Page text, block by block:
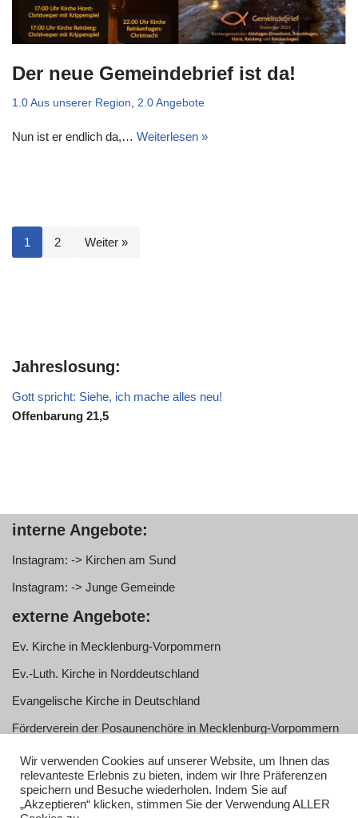
Der neue Gemeindebrief ist da!
1.0 Aus unserer Region 2.0 Angebote
Nun ist er endlich da,… Weiterlesen »
1 2 Weiter »
Jahreslosung:
Gott spricht: Siehe, ich mache alles neu!
Offenbarung 21,5
interne Angebote:
Instagram: -> Kirchen am Sund
Instagram: -> Junge Gemeinde
externe Angebote:
Ev. Kirche in Mecklenburg-Vorpommern
Ev.-Luth. Kirche in Norddeutschland
Evangelische Kirche in Deutschland
Förderverein der Posaunenchöre in Mecklenburg-Vorpommern
Service:
Anmelden
Wir verwenden Cookies auf unserer Website, um Ihnen das
relevanteste Erlebnis zu bieten, indem wir Ihre Präferenzen
speichern und Besuche wiederholen. Indem Sie auf
„Akzeptieren“ klicken, stimmen Sie der Verwendung ALLER